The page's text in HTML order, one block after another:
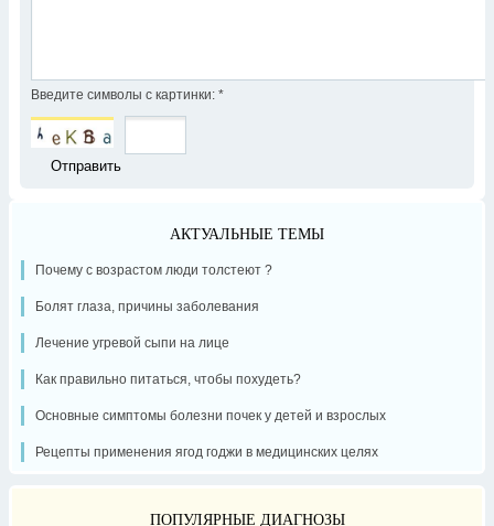
Введите символы с картинки: *
АКТУАЛЬНЫЕ ТЕМЫ
Почему с возрастом люди толстеют ?
Болят глаза, причины заболевания
Лечение угревой сыпи на лице
Как правильно питаться, чтобы похудеть?
Основные симптомы болезни почек у детей и взрослых
Рецепты применения ягод годжи в медицинских целях
ПОПУЛЯРНЫЕ ДИАГНОЗЫ